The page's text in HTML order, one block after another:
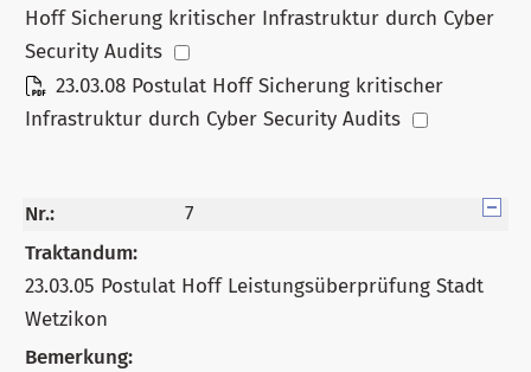
Hoff Sicherung kritischer Infrastruktur durch Cyber
Security Audits
23.03.08 Postulat Hoff Sicherung kritischer
Infrastruktur durch Cyber Security Audits
Nr.:
7
Traktandum:
23.03.05 Postulat Hoff Leistungsüberprüfung Stadt
Wetzikon
Bemerkung: